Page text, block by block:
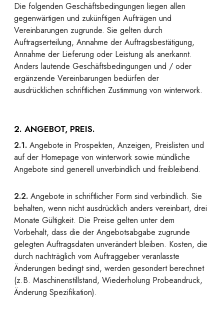
Die folgenden Geschäftsbedingungen liegen allen
gegenwärtigen und zukünftigen Aufträgen und
Vereinbarungen zugrunde. Sie gelten durch
Auftragserteilung, Annahme der Auftragsbestätigung,
Annahme der Lieferung oder Leistung als anerkannt.
Anders lautende Geschäftsbedingungen und / oder
ergänzende Vereinbarungen bedürfen der
ausdrücklichen schriftlichen Zustimmung von winterwork.
2. ANGEBOT, PREIS.
2.1. Angebote in Prospekten, Anzeigen, Preislisten und
auf der Homepage von winterwork sowie mündliche
Angebote sind generell unverbindlich und freibleibend.
2.2. Angebote in schriftlicher Form sind verbindlich. Sie
behalten, wenn nicht ausdrücklich anders vereinbart, drei
Monate Gültigkeit. Die Preise gelten unter dem
Vorbehalt, dass die der Angebotsabgabe zugrunde
gelegten Auftragsdaten unverändert bleiben. Kosten, die
durch nachträglich vom Auftraggeber veranlasste
Änderungen bedingt sind, werden gesondert berechnet
(z.B. Maschinenstillstand, Wiederholung Probeandruck,
Änderung Spezifikation).